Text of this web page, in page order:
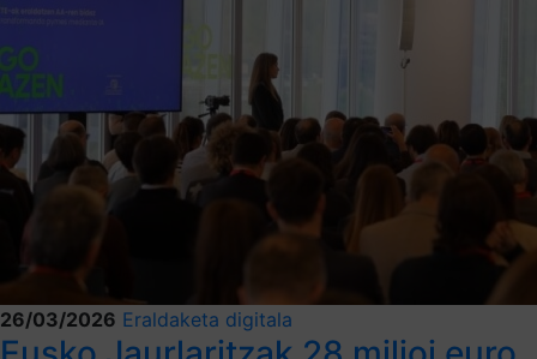
26/03/2026 Eraldaketa digitala